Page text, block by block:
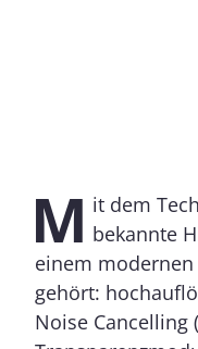
M it dem
bekannte
einem
gehört:
Noise Cancelling